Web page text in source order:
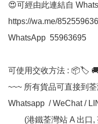
😍可經由此連結自
https://wa.me/
WhatsApp  55963695
可使用交收方法 : 📦🏷
~~~ 所有貨品可直接到
Whatsapp  / WeChat /